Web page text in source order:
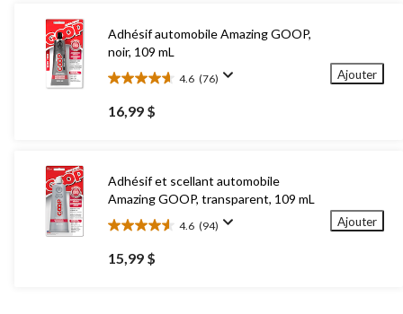
Adhésif automobile Amazing GOOP,
noir, 109 mL
4.6 (76)
4.6
étoile(s)
sur
16,99 $
Ajouter
Adhésif et scellant automobile
Amazing GOOP, transparent, 109 mL
4.6 (94)
4.6
étoile(s)
sur
15,99 $
Ajouter